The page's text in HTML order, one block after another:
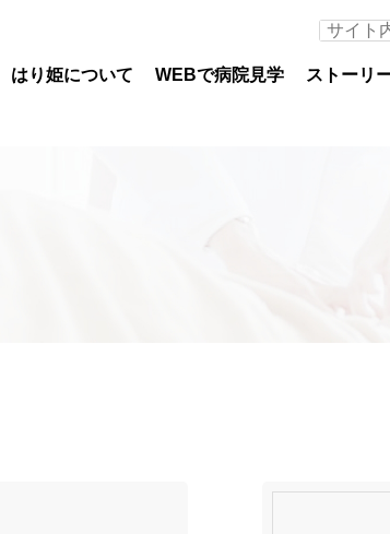
はり姫について WEBで病院見学 ストーリ
医師募集について